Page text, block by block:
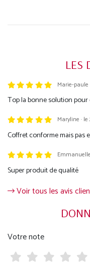
LES
Trustpilot Marie-paule
Top la bonne solution
Maryline ·
Coffret conforme mais pas
Super produit de qualité
Voir tous les avis
Votre note